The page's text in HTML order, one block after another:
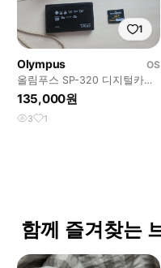
1
Olympus
OS
올림푸스 SP-320 디지털카메
라
135,000원
3 1
함께 즐겨찾는